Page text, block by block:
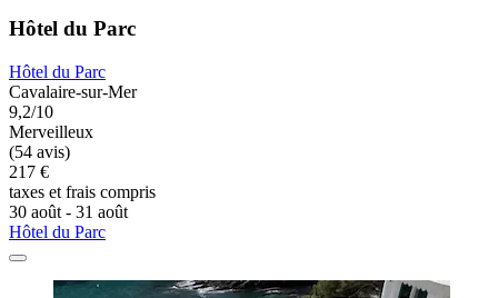
Hôtel du Parc
Hôtel du Parc
Cavalaire-sur-Mer
9,2/10
Merveilleux
(54 avis)
217 €
taxes et frais compris
30 août - 31 août
Hôtel du Parc